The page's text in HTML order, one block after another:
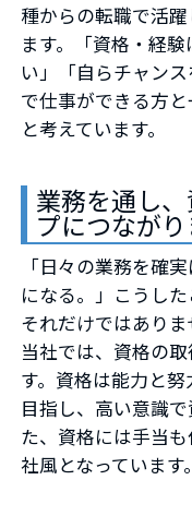
種からの転職で活
ます。「資格・経
い」「自らチャン
で仕事ができる方
と考えています。
業務を通し
プにつながり
「日々の業務を確
になる。」こうし
それだけではありま
当社では、資格の
す。資格は能力と
目指し、高い意識
た、資格には手当
社風となっています。